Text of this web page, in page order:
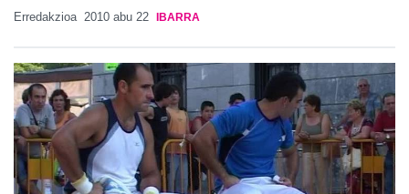
Erredakzioa 2010 abu 22 IBARRA